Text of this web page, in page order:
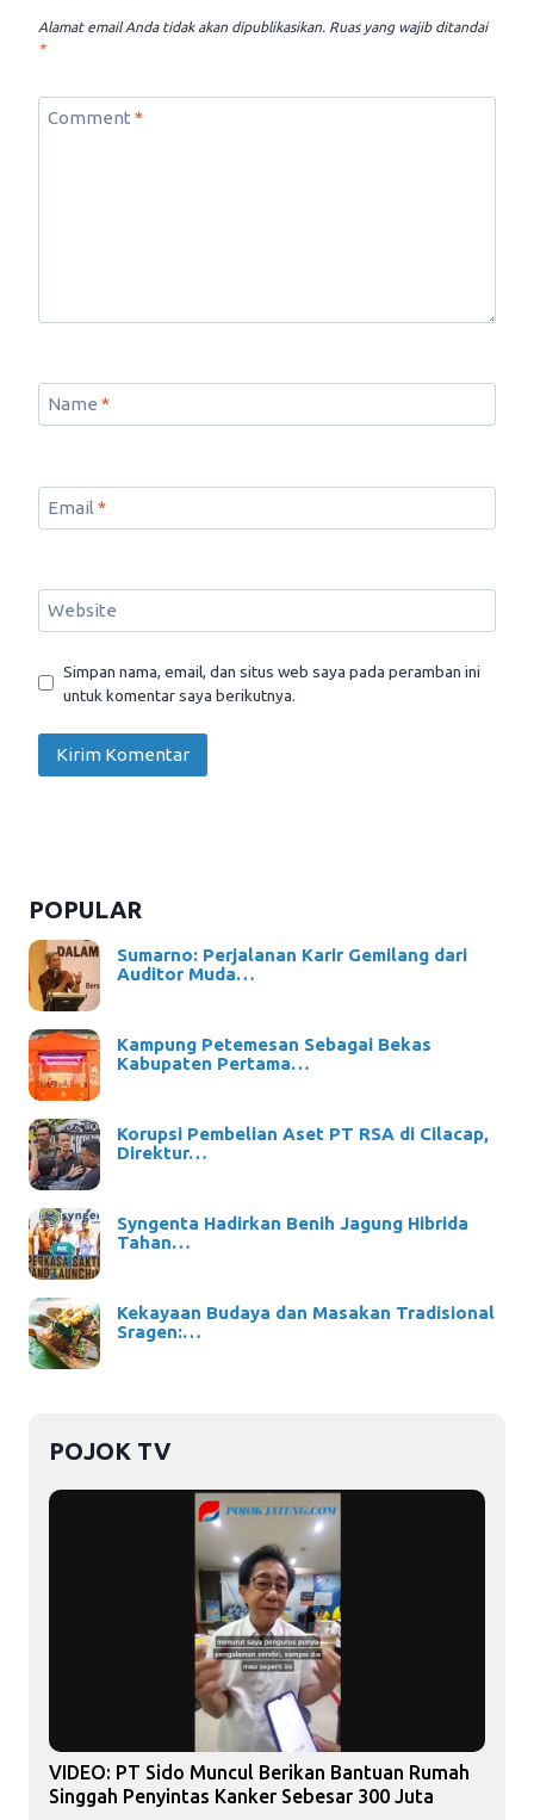
Alamat email Anda tidak akan dipublikasikan. Ruas yang wajib ditandai
*
Comment *
Name *
Email *
Website
Simpan nama, email, dan situs web saya pada peramban ini
untuk komentar saya berikutnya.
POPULAR
Sumarno: Perjalanan Karir Gemilang dari
Auditor Muda…
Kampung Petemesan Sebagai Bekas
Kabupaten Pertama…
Korupsi Pembelian Aset PT RSA di Cilacap,
Direktur…
Syngenta Hadirkan Benih Jagung Hibrida
Tahan…
Kekayaan Budaya dan Masakan Tradisional
Sragen:…
POJOK TV
VIDEO: PT Sido Muncul Berikan Bantuan Rumah
Singgah Penyintas Kanker Sebesar 300 Juta